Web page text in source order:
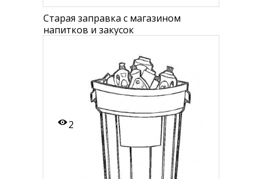
Старая заправка с магазином
напитков и закусок
2